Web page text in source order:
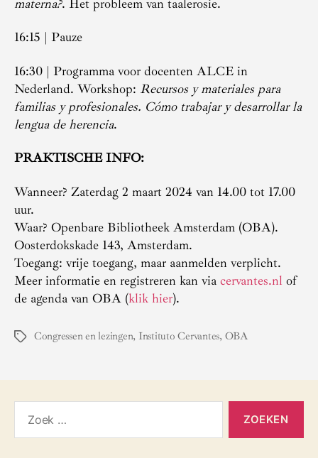
materna?. Het probleem van taalerosie.
16:15 | Pauze
16:30 | Programma voor docenten ALCE in
Nederland. Workshop: Recursos y materiales para
familias y profesionales. Cómo trabajar y desarrollar la
lengua de herencia.
PRAKTISCHE INFO:
Wanneer? Zaterdag 2 maart 2024 van 14.00 tot 17.00
uur.
Waar? Openbare Bibliotheek Amsterdam (OBA).
Oosterdokskade 143, Amsterdam.
Toegang: vrije toegang, maar aanmelden verplicht.
Meer informatie en registreren kan via cervantes.nl of
de agenda van OBA (klik hier).
Tags Congressen en lezingen, Instituto Cervantes, OBA
naar: